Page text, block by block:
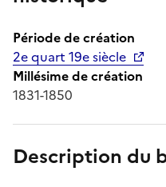
Période de création
2e quart 19e siècle
Millésime de création
1831-1850
Description du